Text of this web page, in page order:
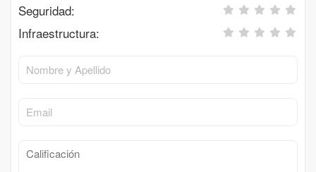
Seguridad:
Infraestructura: